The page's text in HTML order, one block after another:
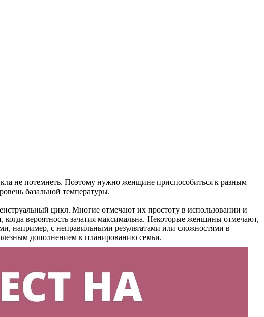
не потемнеть. Поэтому нужно женщине приспособиться к разным
базальной температуры.
цикл. Многие отмечают их простоту в использовании и
вероятность зачатия максимальна. Некоторые женщины отмечают,
например, с неправильными результатами или сложностями в
дополнением к планированию семьи.